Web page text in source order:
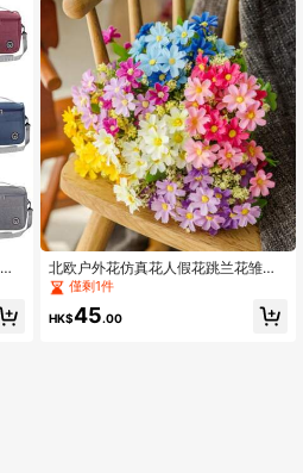
北欧户外花仿真花人假花跳兰花雏菊
室内外装饰工艺品仿真花装饰花绢花
人假花清新简约塑料花
僅剩1件
HK$45.00